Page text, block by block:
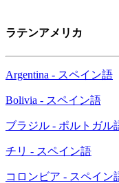
ラテンアメリカ
Argentina - スペイン語
Bolivia - スペイン語
ブラジル - ポルトガル
チリ - スペイン語
コロンビア - スペイン